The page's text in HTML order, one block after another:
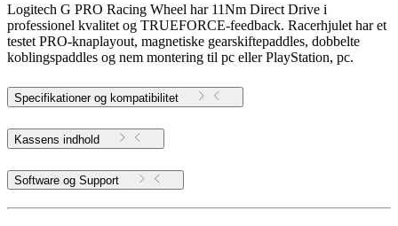
Logitech G PRO Racing Wheel har 11Nm Direct Drive i
professionel kvalitet og TRUEFORCE-feedback. Racerhjulet har et
testet PRO-knaplayout, magnetiske gearskiftepaddles, dobbelte
koblingspaddles og nem montering til pc eller PlayStation, pc.
Specifikationer og kompatibilitet
Kassens indhold
Software og Support